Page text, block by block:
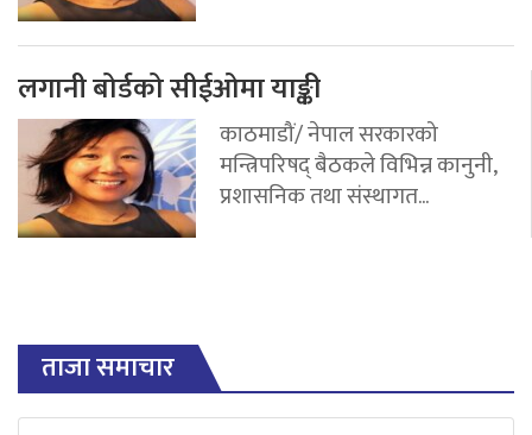
लगानी बोर्डको सीईओमा याङ्की
काठमाडौं/ नेपाल सरकारको
मन्त्रिपरिषद् बैठकले विभिन्न कानुनी,
प्रशासनिक तथा संस्थागत...
ताजा समाचार